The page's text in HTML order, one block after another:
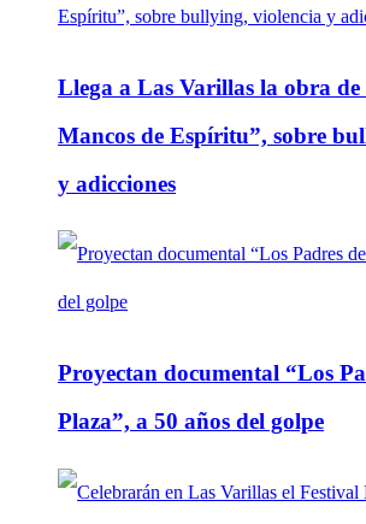
Llega a Las Varillas la obra
Mancos de Espíritu”, sobre
y adicciones
Proyectan documental “Los
Plaza”, a 50 años del golpe